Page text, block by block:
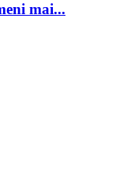
mai...